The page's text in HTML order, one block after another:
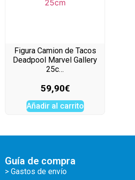
Figura Camion de Tacos
Deadpool Marvel Gallery
25c…
59,90€
Añadir al carrito
Guía de compra
> Gastos de envío